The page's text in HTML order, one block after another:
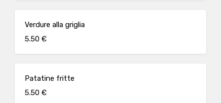
Verdure alla griglia
5.50 €
Patatine fritte
5.50 €